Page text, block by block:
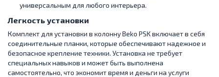
универсальным для любого интерьера.
Легкость установки
Комплект для установки в колонну Beko PSK включает в себя
соединительные планки, которые обеспечивают надежное и
безопасное крепление техники. Установка не требует
специальных навыков и может быть выполнена
самостоятельно, что экономит время и деньги на услуги